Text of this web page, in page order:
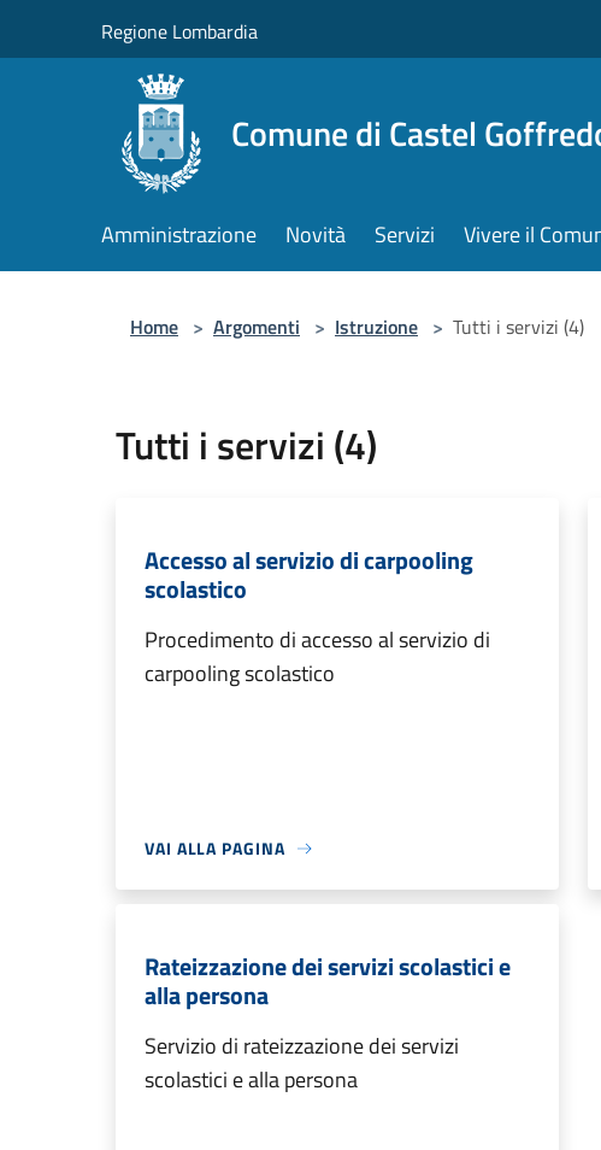
Regione Lombardia
Comune di Castel
Amministrazione Novità Servizi Vivere il
Home > Argomenti > Istruzione > Tutti i servizi (4)
Tutti i servizi (4)
Accesso al servizio di carpooling
scolastico
Procedimento di accesso al servizio di
carpooling scolastico
VAI ALLA PAGINA
Rateizzazione dei servizi scolastici e
alla persona
Servizio di rateizzazione dei servizi
scolastici e alla persona